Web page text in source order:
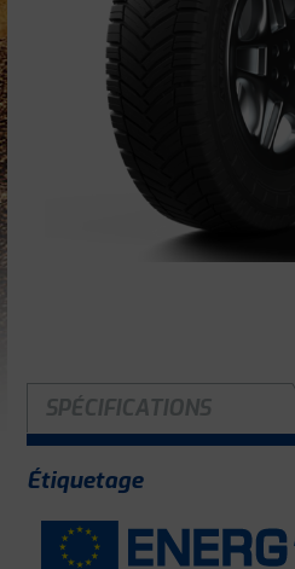
SPÉCIFICATIONS
Étiquetage